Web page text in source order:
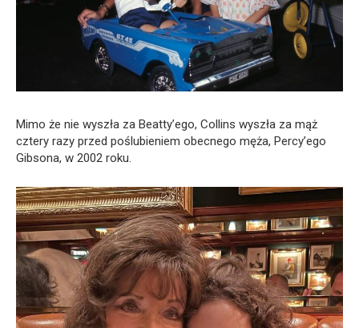
Mimo że nie wyszła za Beatty’ego, Collins wyszła za mąż
cztery razy przed poślubieniem obecnego męża, Percy’ego
Gibsona, w 2002 roku.